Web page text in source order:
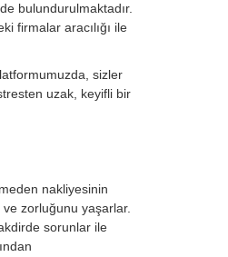
bulundurulmaktadır.
firmalar aracılığı ile
sizler
uzak, keyifli bir
nakliyesinin
zorluğunu yaşarlar.
sorunlar ile